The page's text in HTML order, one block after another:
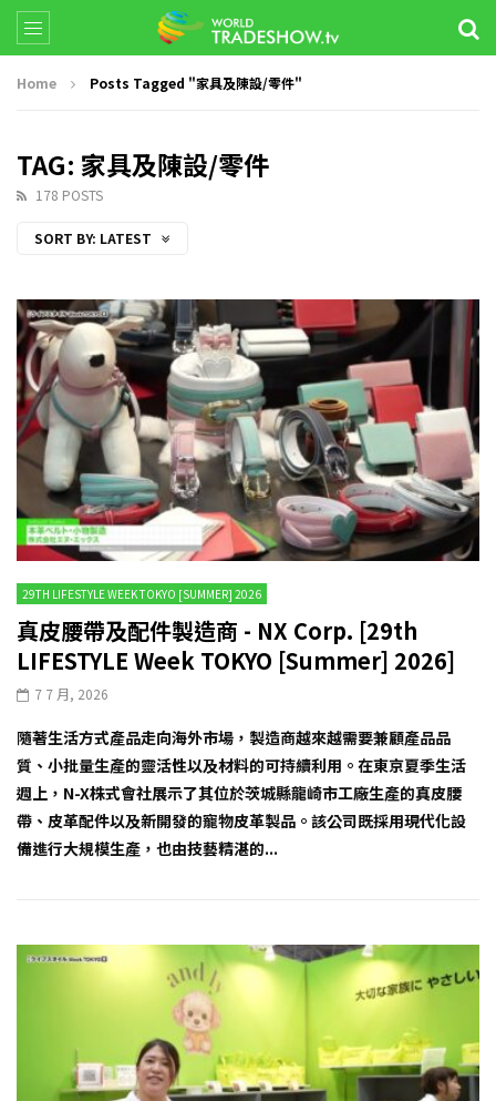
Home Posts Tagged "家具及陳設/零件"
TAG: 家具及陳設/零件
178 POSTS
SORT BY: LATEST
29TH LIFESTYLE WEEK TOKYO [SUMMER] 2026
真皮腰帶及配件製造商 - NX Corp. [29th
LIFESTYLE Week TOKYO [Summer] 2026]
7 7 月, 2026
隨著生活方式產品走向海外市場，製造商越來越需要兼顧產品品
質、小批量生產的靈活性以及材料的可持續利用。在東京夏季生活
週上，N-X株式會社展示了其位於茨城縣龍崎市工廠生產的真皮腰
帶、皮革配件以及新開發的寵物皮革製品。該公司既採用現代化設
備進行大規模生產，也由技藝精湛的...